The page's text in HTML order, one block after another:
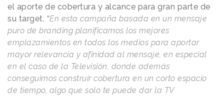
el aporte de cobertura y alcance para gran parte de
su target. “En esta campaña basada en un mensaje
puro de branding planificamos los mejores
emplazamientos en todos los medios para aportar
mayor relevancia y afinidad al mensaje, en especial
en el caso de la Televisión, donde además
conseguimos construir cobertura en un corto espacio
de tiempo, algo que solo te puede dar la TV